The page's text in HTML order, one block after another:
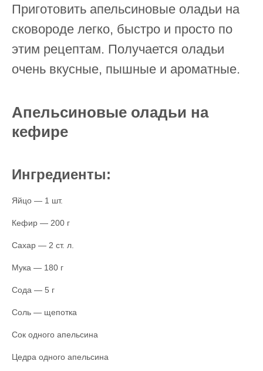
Приготовить апельсиновые оладьи на
сковороде легко, быстро и просто по
этим рецептам. Получается оладьи
очень вкусные, пышные и ароматные.
Апельсиновые оладьи на
кефире
Ингредиенты:
Яйцо — 1 шт.
Кефир — 200 г
Сахар — 2 ст. л.
Мука — 180 г
Сода — 5 г
Соль — щепотка
Сок одного апельсина
Цедра одного апельсина